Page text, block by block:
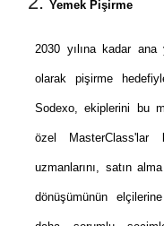
Yemek Pişirme
2030 yılına kadar
olarak pişirme
Sodexo, ekiplerini bu
özel MasterClass'lar
uzmanlarını, satın
dönüşümünün